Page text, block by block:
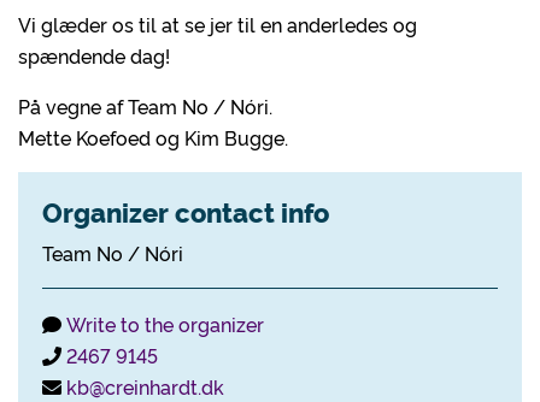
Vi glæder os til at se jer til en anderledes og
spændende dag!
På vegne af Team No / Nóri.
Mette Koefoed og Kim Bugge.
Organizer contact info
Team No / Nóri
Write to the organizer
2467 9145
kb@creinhardt.dk